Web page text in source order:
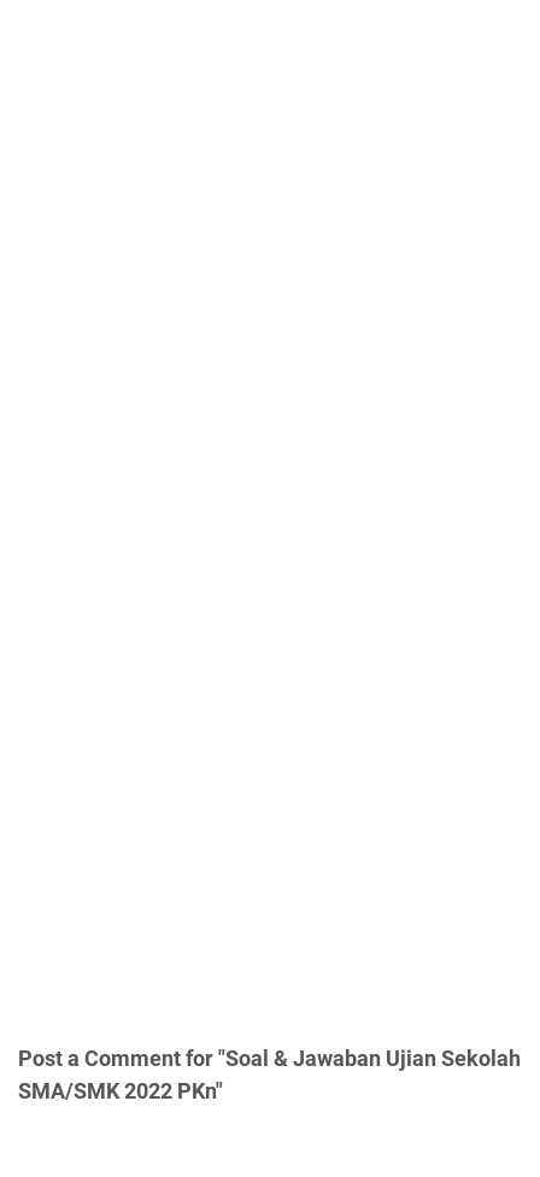
Post a Comment for "Soal & Jawaban Ujian Sekolah
SMA/SMK 2022 PKn"